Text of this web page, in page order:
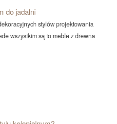
do jadalni
stylów projektowania
wszystkim są to meble z drewna